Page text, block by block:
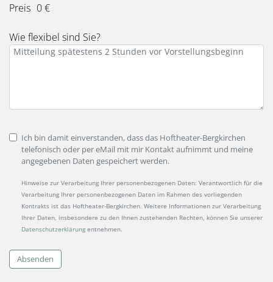
Preis 0 €
Wie flexibel sind Sie?
Ich bin damit einverstanden, dass das Hoftheater-Bergkirchen
telefonisch oder per eMail mit mir Kontakt aufnimmt und meine
angegebenen Daten gespeichert werden.
Hinweise zur Verarbeitung Ihrer personenbezogenen Daten: Verantwortlich für die
Verarbeitung Ihrer personenbezogenen Daten im Rahmen des vorliegenden
Kontrakts ist das Hoftheater-Bergkirchen. Weitere Informationen zur Verarbeitung
Ihrer Daten, insbesondere zu den Ihnen zustehenden Rechten, können Sie unserer
Datenschutzerklärung entnehmen.
Absenden